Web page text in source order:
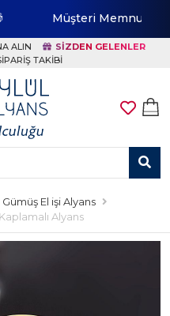
En Yüksek Marka
ALIN
SIZDEN GELENLER
TAKIBI
Gümüş El işi Alyans
Alyans